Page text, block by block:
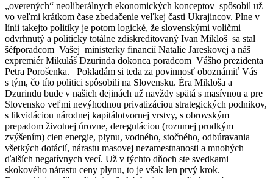
„overených“ neoliberálnych ekonomických konceptov spôsobil už
vo veľmi krátkom čase zbedačenie veľkej časti Ukrajincov. Plne v
línii takejto politiky je potom logické, že slovenskými voličmi
odvrhnutý a politicky totálne zdiskreditovaný Ivan Mikloš sa stal
šéfporadcom Vašej ministerky financií Natalie Jareskovej a náš
expremiér Mikuláš Dzurinda dokonca poradcom Vášho prezidenta
Petra Porošenka. Pokladám si teda za povinnosť oboznámiť Vás
s tým, čo títo politici spôsobili na Slovensku. Éra Mikloša a
Dzurindu bude v našich dejinách už navždy spätá s masívnou a pre
Slovensko veľmi nevýhodnou privatizáciou strategických podnikov,
s likvidáciou národnej kapitálotvornej vrstvy, s obrovským
prepadom životnej úrovne, dereguláciou (rozumej prudkým
zvýšením) cien energie, plynu, vodného, stočného, odbúravania
všetkých dotácií, nárastu masovej nezamestnanosti a mnohých
ďalších negatívnych vecí. Už v týchto dňoch ste svedkami
skokového nárastu ceny plynu, to je však len prvý krok.